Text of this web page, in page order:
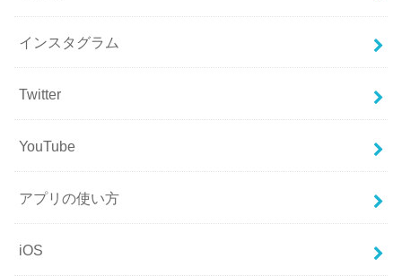
インスタグラム
Twitter
YouTube
アプリの使い方
iOS